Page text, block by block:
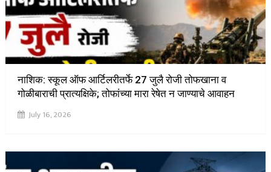
नाशिक: स्कूल ऑफ आर्टिलरीतर्फे 27 जुलै रोजी तोफखाना व
गोळीबाराची प्रात्यक्षिके; तोफांच्या मारा रेषेत न जाण्याचे आवाहन
July 16, 2026